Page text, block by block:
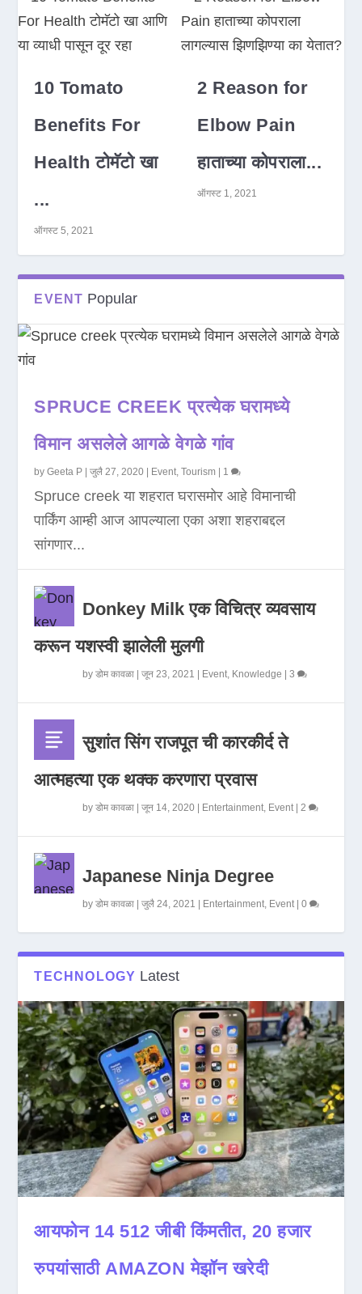
10 Tomato
Benefits For
Health टोमॅटो खा
...
ऑगस्ट 5, 2021
2 Reason for
Elbow Pain
हाताच्या कोपराला...
ऑगस्ट 1, 2021
EVENT Popular
SPRUCE CREEK प्रत्येक घरामध्ये
विमान असलेले आगळे वेगळे गांव
byGeeta P |जुलै 27, 2020 Event,Tourism 1
Spruce creek या शहरात घरासमोर आहे विमानाची
पार्किंग आम्ही आज आपल्याला एका अशा शहराबद्दल
सांगणार...
Donkey Milk एक विचित्र व्यवसाय
करून यशस्वी झालेली मुलगी
byडोम कावळा |जून 23, 2021 Event, Knowledge |3
सुशांत सिंग राजपूत ची कारकीर्द ते
आत्महत्या एक थक्क करणारा प्रवास
byडोम कावळा |जून 14, 2020 Entertainment, Event|2
Japanese Ninja Degree
byडोम कावळा |जुलै 24, 2021 Entertainment, Event|0
TECHNOLOGY Latest
आयफोन 14 512 जीबी किंमतीत, 20 हजार
रुपयांसाठी AMAZON मेझॉन खरेदी